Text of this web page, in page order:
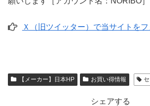
Ｘ（旧ツイッター）で当サイトを
【メーカー】日本HP お買い得情報
シェアする